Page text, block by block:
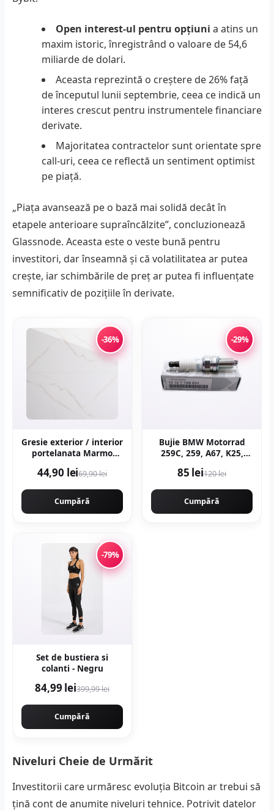
Open interest-ul pentru opțiuni a atins un
maxim istoric, înregistrând o valoare de 54,6
miliarde de dolari.
Aceasta reprezintă o creștere de 26% față
de începutul lunii septembrie, ceea ce indică un
interes crescut pentru instrumentele financiare
derivate.
Majoritatea contractelor sunt orientate spre
call-uri, ceea ce reflectă un sentiment optimist
pe piață.
„Piața avansează pe o bază mai solidă decât în
etapele anterioare supraîncălzite”, concluzionează
Glassnode. Aceasta este o veste bună pentru
investitori, dar înseamnă și că volatilitatea ar putea
crește, iar schimbările de preț ar putea fi influențate
semnificativ de pozițiile în derivate.
-36%
Gresie exterior / interior
portelanata Marmo
lucioasa rectificata tip
44,90 lei69,90 lei
Cumpără
-29%
Bujie BMW Motorrad
259C, 259, A67, K25,
R21, R22, R28
85 lei120 lei
Cumpără
-79%
Set de bustiera si
colanti - Negru
84,99 lei399,99 lei
Cumpără
Niveluri Cheie de Urmărit
Investitorii care urmăresc evoluția Bitcoin ar trebui să
țină cont de anumite niveluri tehnice. Potrivit datelor